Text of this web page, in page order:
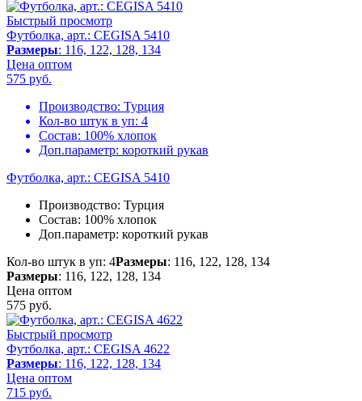
Быстрый просмотр
Футболка, арт.: CEGISA 5410
Размеры: 116, 122, 128, 134
Цена оптом
575 руб.
Производство: Турция
Кол-во штук в уп: 4
Состав: 100% хлопок
Доп.параметр: короткий рукав
Футболка, арт.: CEGISA 5410
Производство: Турция
Состав: 100% хлопок
Доп.параметр: короткий рукав
Кол-во штук в уп: 4Размеры: 116, 122, 128, 134
Размеры: 116, 122, 128, 134
Цена оптом
575 руб.
Быстрый просмотр
Футболка, арт.: CEGISA 4622
Размеры: 116, 122, 128, 134
Цена оптом
715 руб.